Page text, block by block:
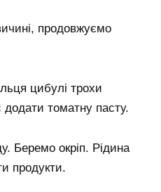
продовжуємо
цибулі трохи
додати томатну пасту.
Беремо окріп. Рідина
продукти.